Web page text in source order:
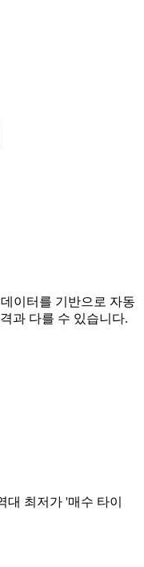
이터를 기반으로 자동
과 다를 수 있습니다.
최저가 '매수 타이